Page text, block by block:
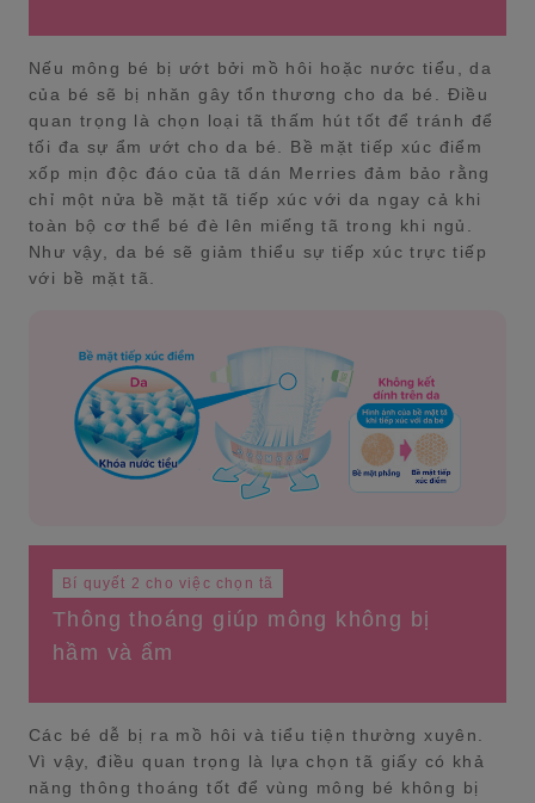
Nếu mông bé bị ướt bởi mồ hôi hoặc nước tiểu, da
của bé sẽ bị nhăn gây tổn thương cho da bé. Điều
quan trọng là chọn loại tã thấm hút tốt để tránh để
tối đa sự ẩm ướt cho da bé. Bề mặt tiếp xúc điểm
xốp mịn độc đáo của tã dán Merries đảm bảo rằng
chỉ một nửa bề mặt tã tiếp xúc với da ngay cả khi
toàn bộ cơ thể bé đè lên miếng tã trong khi ngủ.
Như vậy, da bé sẽ giảm thiểu sự tiếp xúc trực tiếp
với bề mặt tã.
Bí quyết 2 cho việc chọn tã
Thông thoáng giúp mông không bị
hầm và ẩm
Các bé dễ bị ra mồ hôi và tiểu tiện thường xuyên.
Vì vậy, điều quan trọng là lựa chọn tã giấy có khả
năng thông thoáng tốt để vùng mông bé không bị